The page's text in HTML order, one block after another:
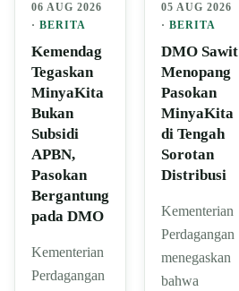
06 AUG 2026
· BERITA
Kemendag
Tegaskan
MinyaKita
Bukan
Subsidi
APBN,
Pasokan
Bergantung
pada DMO
Kementerian
Perdagangan
05 AUG 2026
·BERITA
DMO Sawit
Menopang
Pasokan
MinyaKita
di Tengah
Sorotan
Distribusi
Kementerian
Perdagangan
menegaskan
bahwa